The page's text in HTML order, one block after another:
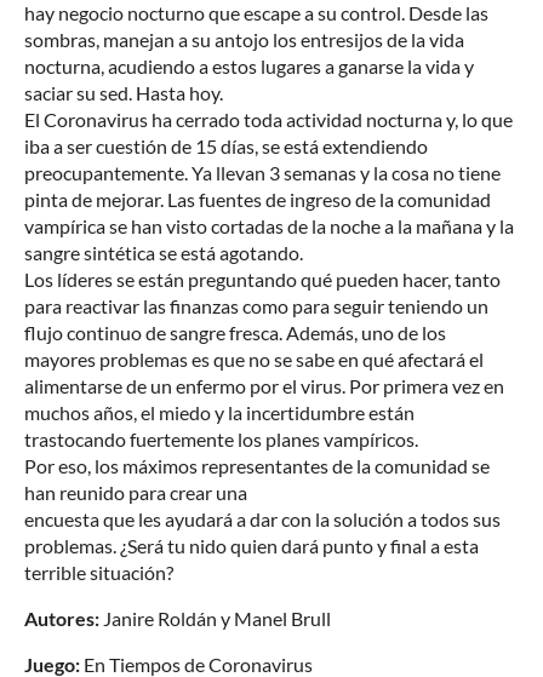
hay negocio nocturno que escape a su control. Desde las
sombras, manejan a su antojo los entresijos de la vida
nocturna, acudiendo a estos lugares a ganarse la vida y
saciar su sed. Hasta hoy.
El Coronavirus ha cerrado toda actividad nocturna y, lo que
iba a ser cuestión de 15 días, se está extendiendo
preocupantemente. Ya llevan 3 semanas y la cosa no tiene
pinta de mejorar. Las fuentes de ingreso de la comunidad
vampírica se han visto cortadas de la noche a la mañana y la
sangre sintética se está agotando.
Los líderes se están preguntando qué pueden hacer, tanto
para reactivar las finanzas como para seguir teniendo un
flujo continuo de sangre fresca. Además, uno de los
mayores problemas es que no se sabe en qué afectará el
alimentarse de un enfermo por el virus. Por primera vez en
muchos años, el miedo y la incertidumbre están
trastocando fuertemente los planes vampíricos.
Por eso, los máximos representantes de la comunidad se
han reunido para crear una
encuesta que les ayudará a dar con la solución a todos sus
problemas. ¿Será tu nido quien dará punto y final a esta
terrible situación?
Autores: Janire Roldán y Manel Brull
Juego: En Tiempos de Coronavirus